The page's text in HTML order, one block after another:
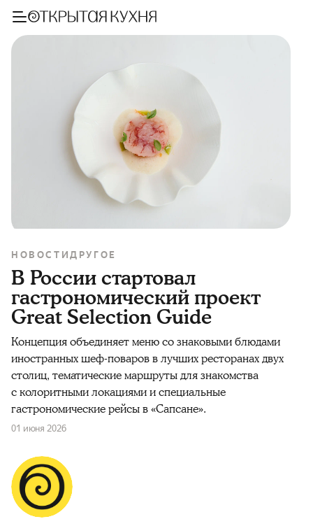
НОВОСТИДРУГОЕ
В России стартовал
гастрономический проект
Great Selection Guide
Концепция объединяет меню со знаковыми блюдами
иностранных шеф-поваров в лучших ресторанах двух
столиц, тематические маршруты для знакомства
с колоритными локациями и специальные
гастрономические рейсы в «Сапсане».
01 июня 2026